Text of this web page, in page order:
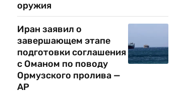
оружия
Иран заявил о
завершающем этапе
подготовки соглашения
с Оманом по поводу
Ормузского пролива —
AP